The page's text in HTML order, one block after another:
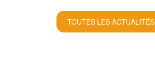
TOUTES LES ACTUALITÉS